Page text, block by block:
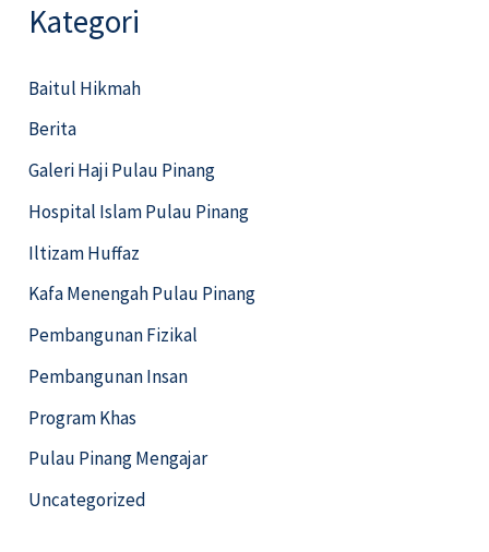
Kategori
Baitul Hikmah
Berita
Galeri Haji Pulau Pinang
Hospital Islam Pulau Pinang
Iltizam Huffaz
Kafa Menengah Pulau Pinang
Pembangunan Fizikal
Pembangunan Insan
Program Khas
Pulau Pinang Mengajar
Uncategorized